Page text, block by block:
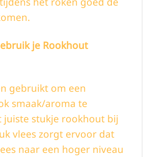
je Rookhout
gebruikt om een
smaak/aroma te
juiste stukje rookhout bij
vlees zorgt ervoor dat
naar een hoger niveau